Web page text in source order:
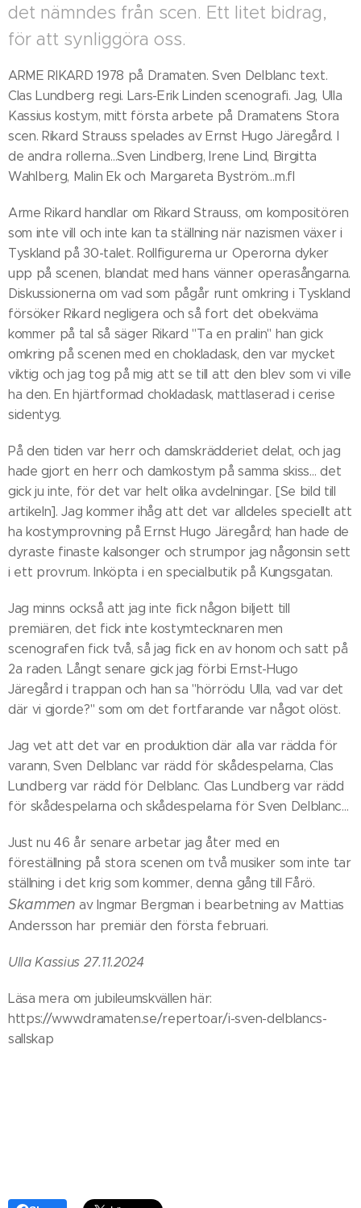
det nämndes från scen. Ett litet bidrag,
för att synliggöra oss.
ARME RIKARD 1978 på Dramaten. Sven Delblanc text.
Clas Lundberg regi. Lars-Erik Linden scenografi. Jag, Ulla
Kassius kostym, mitt första arbete på Dramatens Stora
scen. Rikard Strauss spelades av Ernst Hugo Järegård. I
de andra rollerna…Sven Lindberg, Irene Lind, Birgitta
Wahlberg, Malin Ek och Margareta Byström…m.fl
Arme Rikard handlar om Rikard Strauss, om kompositören
som inte vill och inte kan ta ställning när nazismen växer i
Tyskland på 30-talet. Rollfigurerna ur Operorna dyker
upp på scenen, blandat med hans vänner operasångarna.
Diskussionerna om vad som pågår runt omkring i Tyskland
försöker Rikard negligera och så fort det obekväma
kommer på tal så säger Rikard "Ta en pralin" han gick
omkring på scenen med en chokladask, den var mycket
viktig och jag tog på mig att se till att den blev som vi ville
ha den. En hjärtformad chokladask, mattlaserad i cerise
sidentyg.
På den tiden var herr och damskrädderiet delat, och jag
hade gjort en herr och damkostym på samma skiss… det
gick ju inte, för det var helt olika avdelningar. [Se bild till
artikeln]. Jag kommer ihåg att det var alldeles speciellt att
ha kostymprovning på Ernst Hugo Järegård; han hade de
dyraste finaste kalsonger och strumpor jag någonsin sett
i ett provrum. Inköpta i en specialbutik på Kungsgatan.
Jag minns också att jag inte fick någon biljett till
premiären, det fick inte kostymtecknaren men
scenografen fick två, så jag fick en av honom och satt på
2a raden. Långt senare gick jag förbi Ernst-Hugo
Järegård i trappan och han sa "hörrödu Ulla, vad var det
där vi gjorde?" som om det fortfarande var något olöst.
Jag vet att det var en produktion där alla var rädda för
varann, Sven Delblanc var rädd för skådespelarna, Clas
Lundberg var rädd för Delblanc. Clas Lundberg var rädd
för skådespelarna och skådespelarna för Sven Delblanc…
Just nu 46 år senare arbetar jag åter med en
föreställning på stora scenen om två musiker som inte tar
ställning i det krig som kommer, denna gång till Fårö.
Skammen av Ingmar Bergman i bearbetning av Mattias
Andersson har premiär den första februari.
Ulla Kassius 27.11.2024
Läsa mera om jubileumskvällen här:
https://www.dramaten.se/repertoar/i-sven-delblancs-
sallskap